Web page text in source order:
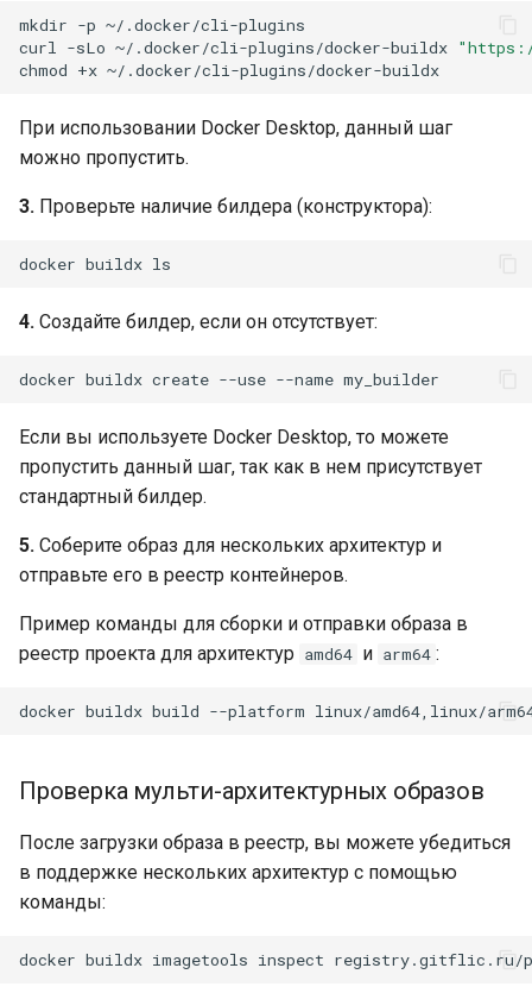
mkdir -p ~/.docker/cli-plugins
curl -sLo ~/.docker/cli-plugins/docker-buildx
chmod +x
При использовании Docker Desktop, данный шаг
можно пропустить.
3. Проверьте наличие билдера (конструктора):
docker buildx
4. Создайте билдер, если он отсутствует:
docker buildx create --use --name
Если вы используете Docker Desktop, то можете
пропустить данный шаг, так как в нем присутствует
стандартный билдер.
5. Соберите образ для нескольких архитектур и
отправьте его в реестр контейнеров.
Пример команды для сборки и отправки образа в
реестр проекта для архитектур amd64 и arm64 :
docker buildx build --platform linux/amd64,linux/
Проверка мульти-архитектурных образов
После загрузки образа в реестр, вы можете убедиться
в поддержке нескольких архитектур с помощью
команды:
docker buildx imagetools inspect registry.gitflic.ru/